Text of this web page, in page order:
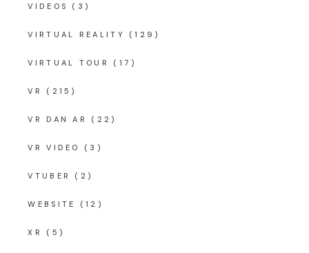
VIDEOS (3)
VIRTUAL REALITY (129)
VIRTUAL TOUR (17)
VR (215)
VR DAN AR (22)
VR VIDEO (3)
VTUBER (2)
WEBSITE (12)
XR (5)